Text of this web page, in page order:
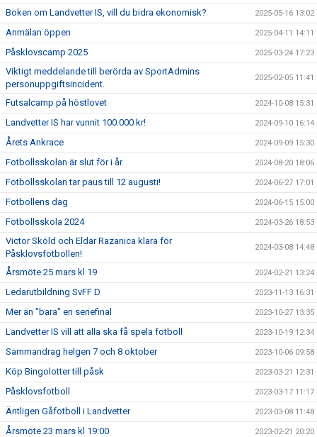
Boken om Landvetter IS, vill du bidra ekonomisk? 2025-05-16 13:02
Anmälan öppen 2025-04-11 14:11
Påsklovscamp 2025 2025-03-24 17:23
Viktigt meddelande till berörda av SportAdmins
personuppgiftsincident.
2025-02-05 11:41
Futsalcamp på höstlovet 2024-10-08 15:31
Landvetter IS har vunnit 100.000 kr! 2024-09-10 16:14
Årets Ankrace 2024-09-09 15:30
Fotbollsskolan är slut för i år 2024-08-20 18:06
Fotbollsskolan tar paus till 12 augusti! 2024-06-27 17:01
Fotbollens dag 2024-06-15 15:00
Fotbollsskola 2024 2024-03-26 18:53
Victor Sköld och Eldar Razanica klara för
Påsklovsfotbollen!
2024-03-08 14:48
Årsmöte 25 mars kl 19 2024-02-21 13:24
Ledarutbildning SvFF D 2023-11-13 16:31
Mer än "bara" en seriefinal 2023-10-27 13:35
Landvetter IS vill att alla ska få spela fotboll 2023-10-19 12:34
Sammandrag helgen 7 och 8 oktober 2023-10-06 09:58
Köp Bingolotter till påsk 2023-03-21 12:31
Påsklovsfotboll 2023-03-17 11:17
Äntligen Gåfotboll i Landvetter 2023-03-08 11:48
Årsmöte 23 mars kl 19:00 2023-02-21 20:20